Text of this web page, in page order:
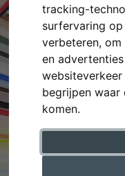
tracking-
surfervaring
verbeteren,
en
begrijpen waar
komen.
Terug